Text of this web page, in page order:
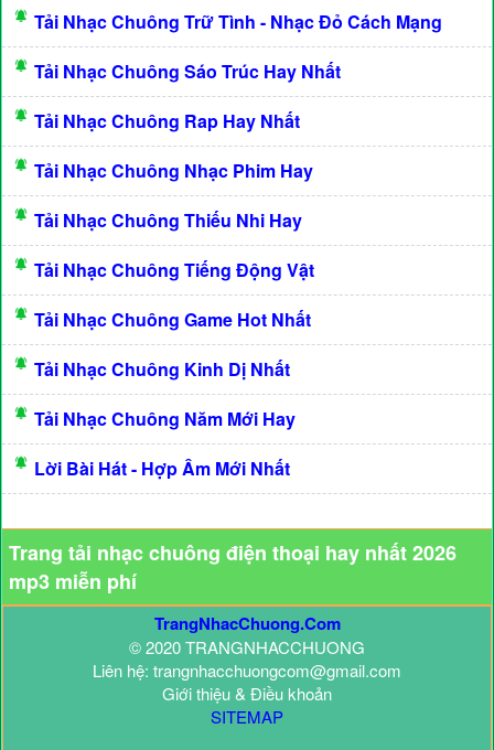
Tải Nhạc Chuông Trữ Tình - Nhạc Đỏ Cách Mạng
Tải Nhạc Chuông Sáo Trúc Hay Nhất
Tải Nhạc Chuông Rap Hay Nhất
Tải Nhạc Chuông Nhạc Phim Hay
Tải Nhạc Chuông Thiếu Nhi Hay
Tải Nhạc Chuông Tiếng Động Vật
Tải Nhạc Chuông Game Hot Nhất
Tải Nhạc Chuông Kinh Dị Nhất
Tải Nhạc Chuông Năm Mới Hay
Lời Bài Hát - Hợp Âm Mới Nhất
Trang tải nhạc chuông điện thoại hay nhất 2026
mp3 miễn phí
TrangNhacChuong.Com
© 2020 TRANGNHACCHUONG
Liên hệ: trangnhacchuongcom@gmail.com
Giới thiệu & Điều khoản
SITEMAP